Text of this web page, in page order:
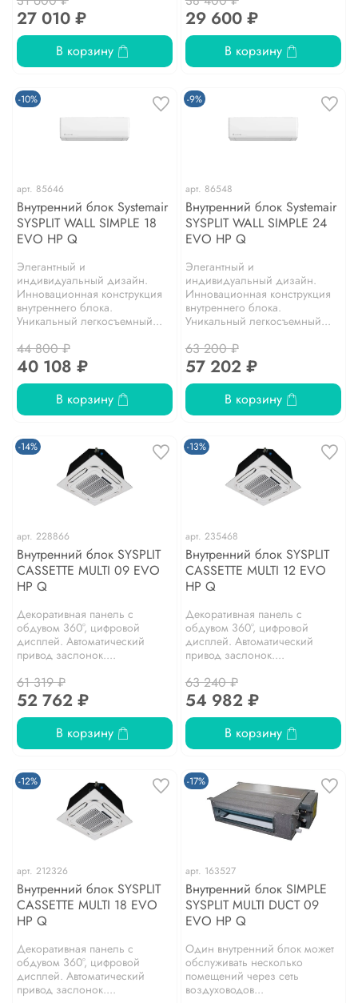
27 010 ₽
В корзину
29 600 ₽
В корзину
-10%
арт. 85646
Внутренний блок Systemair
SYSPLIT WALL SIMPLE 18
EVO HP Q
Элегантный и
индивидуальный дизайн.
Инновационная конструкция
внутреннего блока.
Уникальный легкосъемный...
44 800 ₽
40 108 ₽
В корзину
-9%
арт. 86548
Внутренний блок Systemair
SYSPLIT WALL SIMPLE 24
EVO HP Q
Элегантный и
индивидуальный дизайн.
Инновационная конструкция
внутреннего блока.
Уникальный легкосъемный...
63 200 ₽
57 202 ₽
В корзину
-14%
арт. 228866
Внутренний блок SYSPLIT
CASSETTE MULTI 09 EVO
HP Q
Декоративная панель с
обдувом 360°, цифровой
дисплей. Автоматический
привод заслонок....
61 319 ₽
52 762 ₽
В корзину
-13%
арт. 235468
Внутренний блок SYSPLIT
CASSETTE MULTI 12 EVO
HP Q
Декоративная панель с
обдувом 360°, цифровой
дисплей. Автоматический
привод заслонок....
63 240 ₽
54 982 ₽
В корзину
-12%
арт. 212326
Внутренний блок SYSPLIT
CASSETTE MULTI 18 EVO
HP Q
Декоративная панель с
обдувом 360°, цифровой
дисплей. Автоматический
привод заслонок....
-17%
арт. 163527
Внутренний блок SIMPLE
SYSPLIT MULTI DUCT 09
EVO HP Q
Один внутренний блок может
обслуживать несколько
помещений через сеть
воздуховодов...